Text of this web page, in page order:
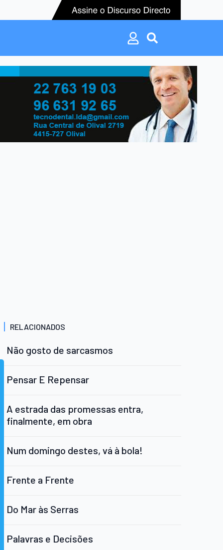
Search
for:
Search
for:
RELACIONADOS
Não gosto de sarcasmos
Pensar E Repensar
A estrada das promessas entra,
finalmente, em obra
Num domingo destes, vá à bola!
Frente a Frente
Do Mar às Serras
Palavras e Decisões